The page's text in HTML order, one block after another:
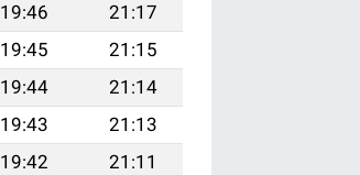
19:46
21:17
19:45
21:15
19:44
21:14
19:43
21:13
19:42
21:11